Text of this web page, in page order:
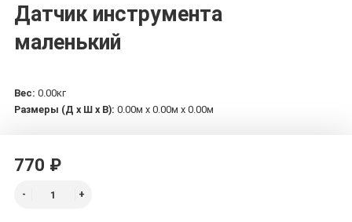
Датчик инструмента
маленький
Вес: 0.00кг
Размеры (Д х Ш х В): 0.00м x 0.00м x 0.00м
770 ₽